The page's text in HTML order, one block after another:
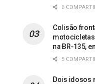
6
Colisão
na BR-135,
5
Dois idosos